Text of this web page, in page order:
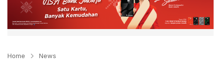
Home News